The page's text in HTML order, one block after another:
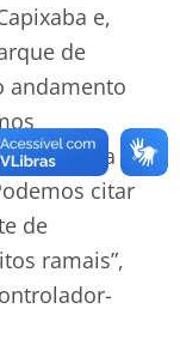
e,
de
andamento
com a
citar
de
ramais”,